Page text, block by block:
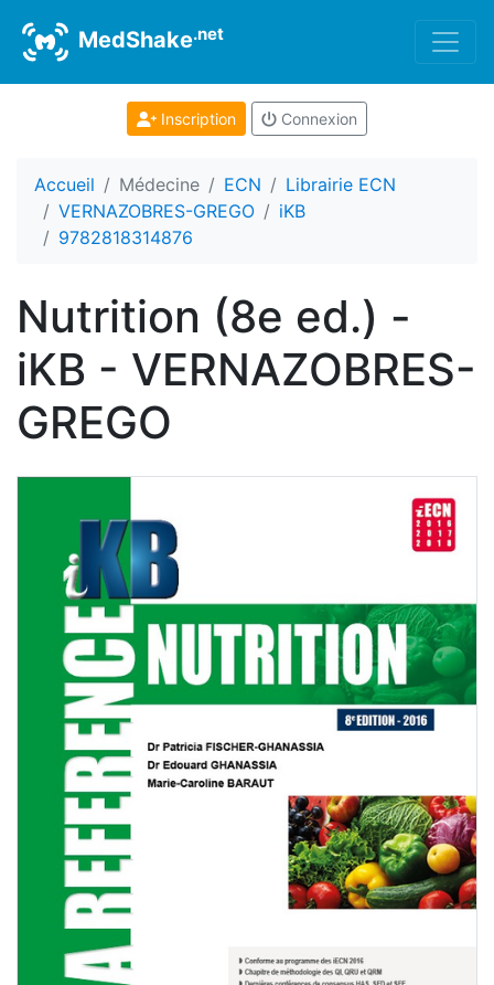
MedShake.net
Inscription Connexion
Accueil Médecine ECN
Librairie ECN
VERNAZOBRES-GREGO
iKB
9782818314876
Nutrition (8e ed.) -
iKB - VERNAZOBRES-
GREGO